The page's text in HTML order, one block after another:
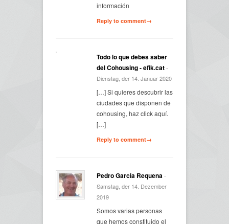
información
Reply to comment→
Todo lo que debes saber
del Cohousing - efik.cat-
Dienstag, der 14. Januar 2020
[…] Si quieres descubrir las
ciudades que disponen de
cohousing, haz click aquí.
[…]
Reply to comment→
Pedro Garcia Requena-
Samstag, der 14. Dezember
2019
Somos varias personas
que hemos constituido el